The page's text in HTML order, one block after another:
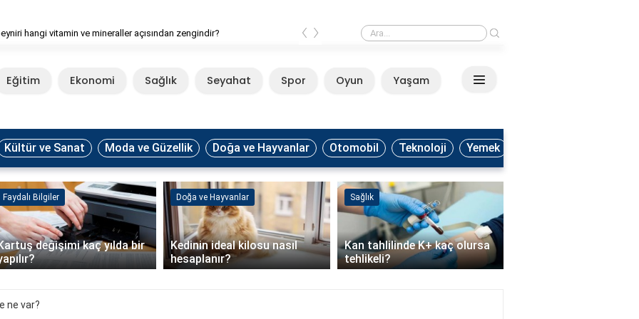
hangi vitamin ve mineraller açısından zengindir? Kaşar peyniri hangi vitamin ve mineraller açısından zengindir?
‹ ›
Eğitim Ekonomi Sağlık Seyahat Spor Oyun Yaşam
Kültür ve Sanat Moda ve Güzellik Doğa ve Hayvanlar Otomobil Teknoloji Yemek
Faydalı Bilgiler
değişimi kaç yılda bir
Doğa ve Hayvanlar
Kedinin ideal kilosu nasıl
hesaplanır?
Sağlık
Kan tahlilinde K+ kaç olursa
tehlikeli?
ne var?